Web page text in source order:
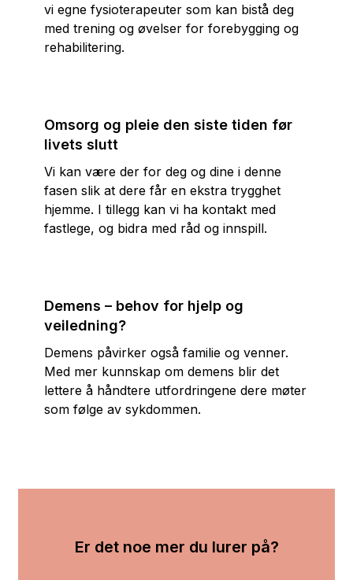
vi egne fysioterapeuter som kan bistå deg
med trening og øvelser for forebygging og
rehabilitering.
Omsorg og pleie den siste tiden før
livets slutt
Vi kan være der for deg og dine i denne
fasen slik at dere får en ekstra trygghet
hjemme. I tillegg kan vi ha kontakt med
fastlege, og bidra med råd og innspill.
Demens – behov for hjelp og
veiledning?
Demens påvirker også familie og venner.
Med mer kunnskap om demens blir det
lettere å håndtere utfordringene dere møter
som følge av sykdommen.
Er det noe mer du lurer på?